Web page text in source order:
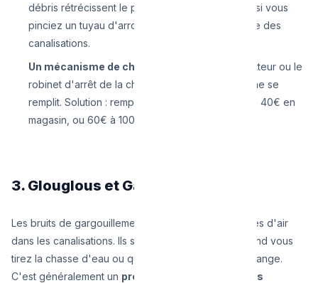
débris rétrécissent le passage de l'eau, comme si vous
pinciez un tuyau d'arrosage. Solution : détartrage des
canalisations.
Un mécanisme de chasse d'eau usé
— Le flotteur ou le
robinet d'arrêt de la chasse vibre quand la citerne se
remplit. Solution : remplacez le mécanisme (15€ à 40€ en
magasin, ou 60€ à 100€ posé par un plombier).
3. Glouglous et Gargouillement
Les bruits de gargouillement ressemblent à des bulles d'air
dans les canalisations. Ils se produisent souvent quand vous
tirez la chasse d'eau ou quand un autre appareil vidange.
C'est généralement un problème de ventilation des